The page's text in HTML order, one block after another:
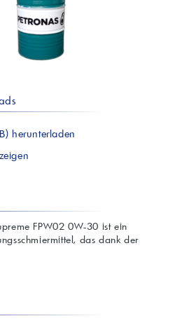
herunterladen
FPW02 0W-30 ist ein
das dank der